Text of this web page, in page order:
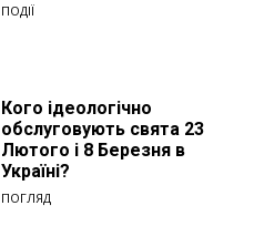
ПОДІЇ
Кого ідеологічно
обслуговують свята 23
Лютого і 8 Березня в
Україні?
ПОГЛЯД